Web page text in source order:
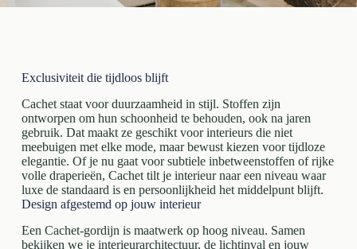
Exclusiviteit die tijdloos blijft
Cachet staat voor duurzaamheid in stijl. Stoffen zijn
ontworpen om hun schoonheid te behouden, ook na jaren
gebruik. Dat maakt ze geschikt voor interieurs die niet
meebuigen met elke mode, maar bewust kiezen voor tijdloze
elegantie. Of je nu gaat voor subtiele inbetweenstoffen of rijke
volle draperieën, Cachet tilt je interieur naar een niveau waar
luxe de standaard is en persoonlijkheid het middelpunt blijft.
Design afgestemd op jouw interieur
Een Cachet-gordijn is maatwerk op hoog niveau. Samen
bekijken we je interieurarchitectuur, de lichtinval en jouw